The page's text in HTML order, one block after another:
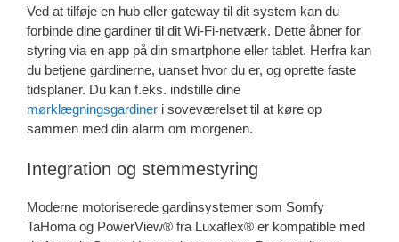
Ved at tilføje en hub eller gateway til dit system kan du
forbinde dine gardiner til dit Wi-Fi-netværk. Dette åbner for
styring via en app på din smartphone eller tablet. Herfra kan
du betjene gardinerne, uanset hvor du er, og oprette faste
tidsplaner. Du kan f.eks. indstille dine
mørklægningsgardiner i soveværelset til at køre op
sammen med din alarm om morgenen.
Integration og stemmestyring
Moderne motoriserede gardinsystemer som Somfy
TaHoma og PowerView® fra Luxaflex® er kompatible med